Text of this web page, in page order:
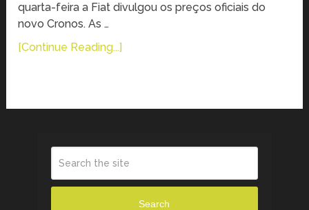
quarta-feira a Fiat divulgou os preços oficiais do
novo Cronos. As …
[Continue Reading...]
Search